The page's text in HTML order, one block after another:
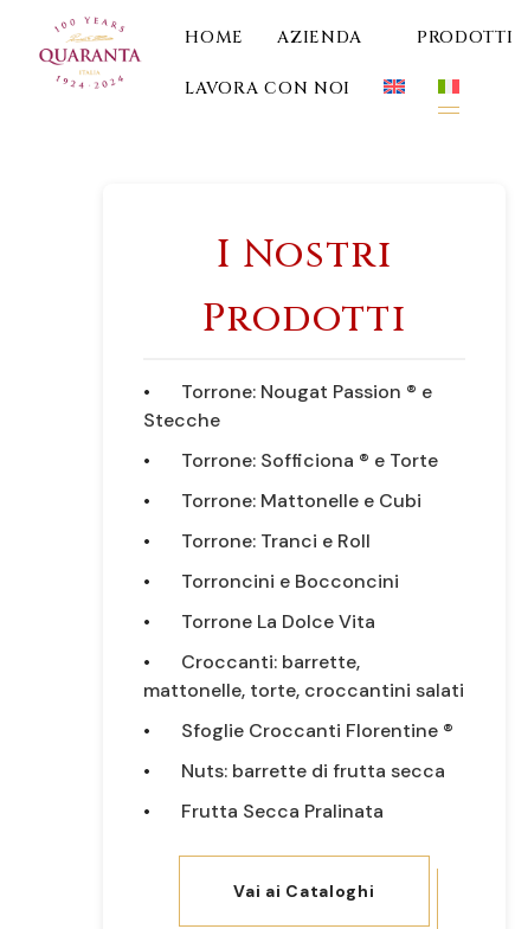
HOME AZIENDA PRODOTTI
LAVORA CON NOI
I Nostri
Prodotti
Torrone: Nougat Passion ® e
Stecche
Torrone: Sofficiona ® e Torte
Torrone: Mattonelle e Cubi
Torrone: Tranci e Roll
Torroncini e Bocconcini
Torrone La Dolce Vita
Croccanti: barrette,
mattonelle, torte, croccantini salati
Sfoglie Croccanti Florentine ®
Nuts: barrette di frutta secca
Frutta Secca Pralinata
Vai ai Cataloghi